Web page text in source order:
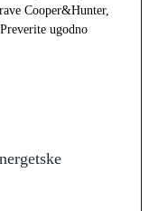
Cooper&Hunter,
ugodno